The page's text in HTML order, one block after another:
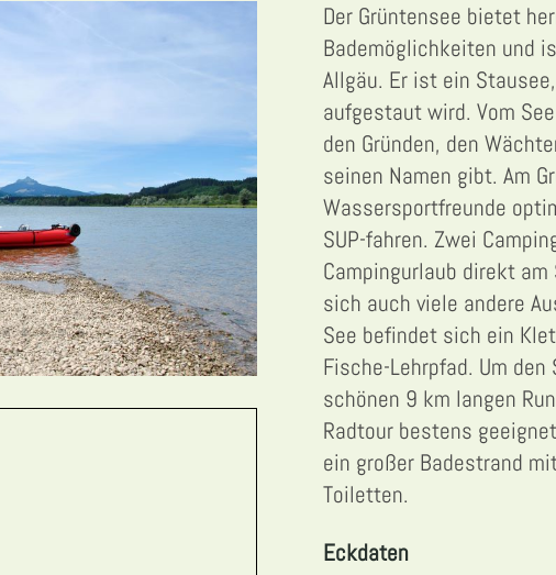
Der Grüntensee bietet
Bademöglichkeiten und
Allgäu. Er ist ein
aufgestaut wird. Vom
den Gründen, den
seinen Namen gibt. Am
Wassersportfreunde
SUP-fahren. Zwei
Campingurlaub direkt
sich auch viele andere
See befindet sich ein
Fische-Lehrpfad. Um
schönen 9 km langen
Radtour bestens
ein großer Badestrand
Toiletten.
Eckdaten